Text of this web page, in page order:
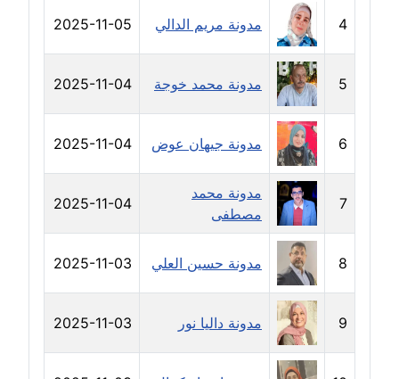
مدونة حنان صلاح الدين
عاملة
مدونة حنان طنطاوي
عاملة
مدونة حنين الفلسطينية
متوفي
مدونة خالد الخطيب
مدونة خالد العامري
معلق
مدونة خالد دومه
4 مدونة مريم الدالي 2025-11-05
5 مدونة محمد خوجة 2025-11-04
6 مدونة جيهان عوض 2025-11-04
7
مدونة محمد
مصطفى
2025-11-04
8 مدونة حسين العلي 2025-11-03
9 مدونة داليا نور 2025-11-03